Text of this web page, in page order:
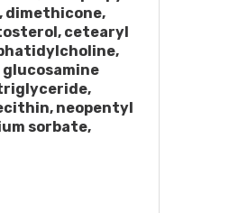
dimethicone,
cetearyl
neopentyl
sorbate,